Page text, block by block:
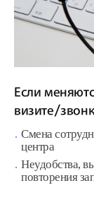
Если
визите/
Смена
центра
Неудобства,
повторения